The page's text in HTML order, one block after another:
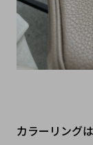
カラーリング